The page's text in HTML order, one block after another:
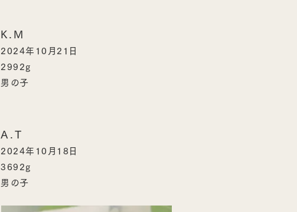
K.M
2024年10月21日
2992g
男の子
A.T
2024年10月18日
3692g
男の子